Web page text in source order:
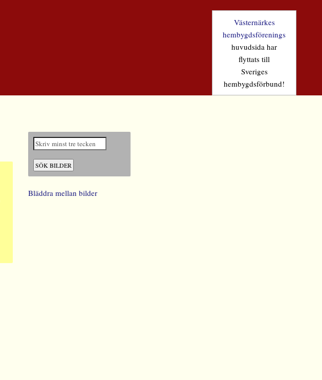
Västernärkes
hembygdsförenings
huvudsida har
flyttats till
Sveriges
hembygdsförbund!
Bläddra mellan bilder